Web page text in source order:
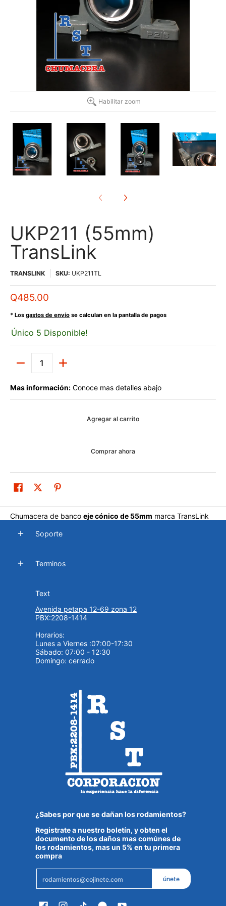
Habilitar zoom
UKP211 (55mm)
TransLink
TRANSLINK SKU: UKP211TL
Q485.00
* Los gastos de envío se calculan en la pantalla de pagos
Único 5 Disponible!
Mas información: Conoce mas detalles abajo
Agregar al carrito
Comprar ahora
Chumacera de banco eje cónico de 55mm marca TransLink
Soporte
Terminos
Text
Avenida petapa 12-69 zona 12
PBX:2208-1414
Horarios:
Lunes a Viernes :07:00-17:30
Sábado: 07:00 - 12:30
Domingo: cerrado
¿Sabes por que se dañan los rodamientos?
Registrate a nuestro boletín, y obten el
documento de los daños mas comúnes de
los rodamientos, mas un 5% en tu primera
compra
únete